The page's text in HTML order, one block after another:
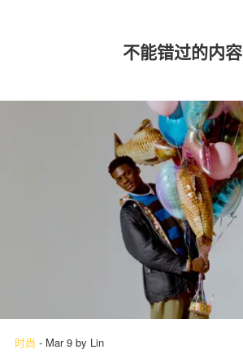
不能错过的内容
时尚 - Mar 9 by Lin